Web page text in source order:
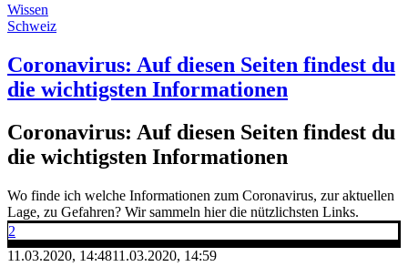
Wissen
Schweiz
Coronavirus: Auf diesen Seiten findest du
die wichtigsten Informationen
Coronavirus: Auf diesen Seiten findest du
die wichtigsten Informationen
Wo finde ich welche Informationen zum Coronavirus, zur aktuellen
Lage, zu Gefahren? Wir sammeln hier die nützlichsten Links.
2
11.03.2020, 14:4811.03.2020, 14:59